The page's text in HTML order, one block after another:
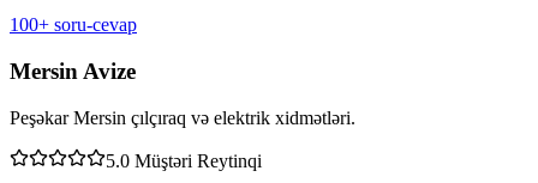
100+ soru-cevap
Mersin Avize
Peşəkar Mersin çılçıraq və elektrik xidmətləri.
5.0 Müştəri Reytinqi